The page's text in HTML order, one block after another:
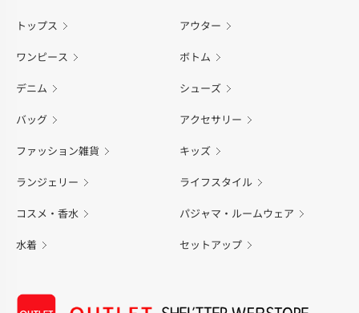
トップス アウター
ワンピース ボトム
デニム シューズ
バッグ アクセサリー
ファッション雑貨 キッズ
ランジェリー ライフスタイル
コスメ・香水 パジャマ・ルームウェア
水着 セットアップ